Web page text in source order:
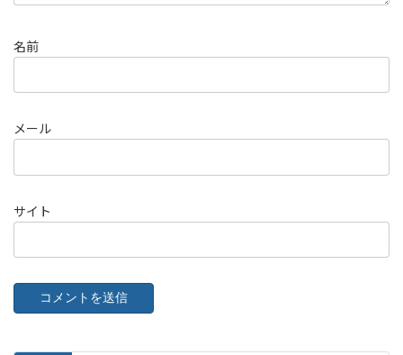
名前
メール
サイト